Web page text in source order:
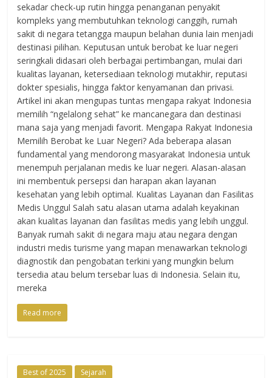
sekadar check-up rutin hingga penanganan penyakit
kompleks yang membutuhkan teknologi canggih, rumah
sakit di negara tetangga maupun belahan dunia lain menjadi
destinasi pilihan. Keputusan untuk berobat ke luar negeri
seringkali didasari oleh berbagai pertimbangan, mulai dari
kualitas layanan, ketersediaan teknologi mutakhir, reputasi
dokter spesialis, hingga faktor kenyamanan dan privasi.
Artikel ini akan mengupas tuntas mengapa rakyat Indonesia
memilih “ngelalong sehat” ke mancanegara dan destinasi
mana saja yang menjadi favorit. Mengapa Rakyat Indonesia
Memilih Berobat ke Luar Negeri? Ada beberapa alasan
fundamental yang mendorong masyarakat Indonesia untuk
menempuh perjalanan medis ke luar negeri. Alasan-alasan
ini membentuk persepsi dan harapan akan layanan
kesehatan yang lebih optimal. Kualitas Layanan dan Fasilitas
Medis Unggul Salah satu alasan utama adalah keyakinan
akan kualitas layanan dan fasilitas medis yang lebih unggul.
Banyak rumah sakit di negara maju atau negara dengan
industri medis turisme yang mapan menawarkan teknologi
diagnostik dan pengobatan terkini yang mungkin belum
tersedia atau belum tersebar luas di Indonesia. Selain itu,
mereka
Read more
Best of 2025 Sejarah